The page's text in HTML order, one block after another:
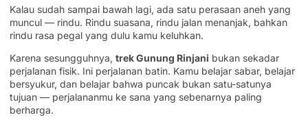
Kalau sudah sampai bawah lagi, ada satu perasaan aneh yang
muncul — rindu. Rindu suasana, rindu jalan menanjak, bahkan
rindu rasa pegal yang dulu kamu keluhkan.
Karena sesungguhnya, trek Gunung Rinjani bukan sekadar
perjalanan fisik. Ini perjalanan batin. Kamu belajar sabar, belajar
bersyukur, dan belajar bahwa puncak bukan satu-satunya
tujuan — perjalananmu ke sana yang sebenarnya paling
berharga.